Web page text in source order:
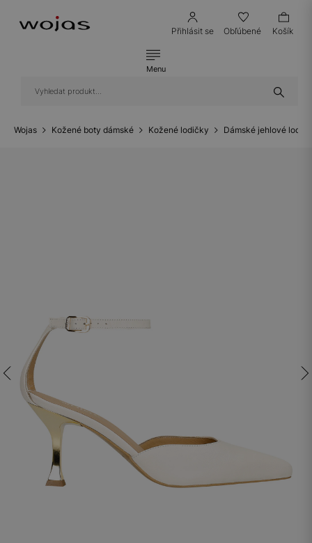
Přihlásit se Obľúbené Košík
Menu
Wojas Kožené boty dámské Kožené lodičky Dámské jehlové